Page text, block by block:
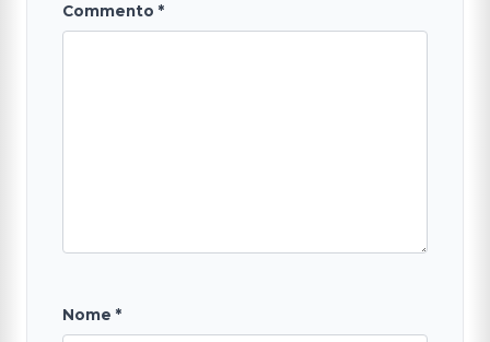
Commento *
Nome *